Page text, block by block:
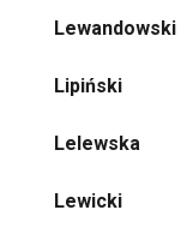
Lewandowski
Lipiński
Lelewska
Lewicki